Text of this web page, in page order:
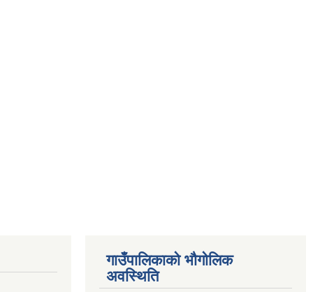
गाउँपालिकाको भौगोलिक
अवस्थिति